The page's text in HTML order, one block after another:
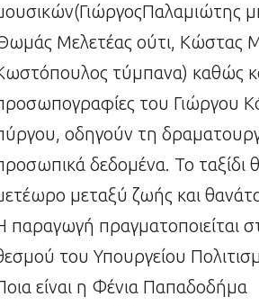
Μελετέας ούτι, Κώστας
τύμπανα) καθώς
του Γιώργου
οδηγούν τη
δεδομένα. Το
μεταξύ ζωής και
παραγωγή πραγματοποιείται
του Υπουργείου
είναι η Φένια Παπαδοδήμα